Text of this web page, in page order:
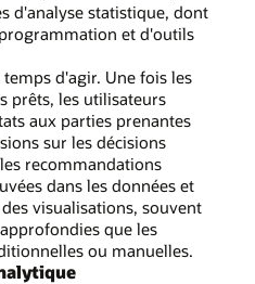
d'analyse statistique, dont
et d'outils
temps d'agir. Une fois les
prêts, les utilisateurs
aux parties prenantes
sur les décisions
recommandations
dans les données et
visualisations, souvent
que les
ou manuelles.